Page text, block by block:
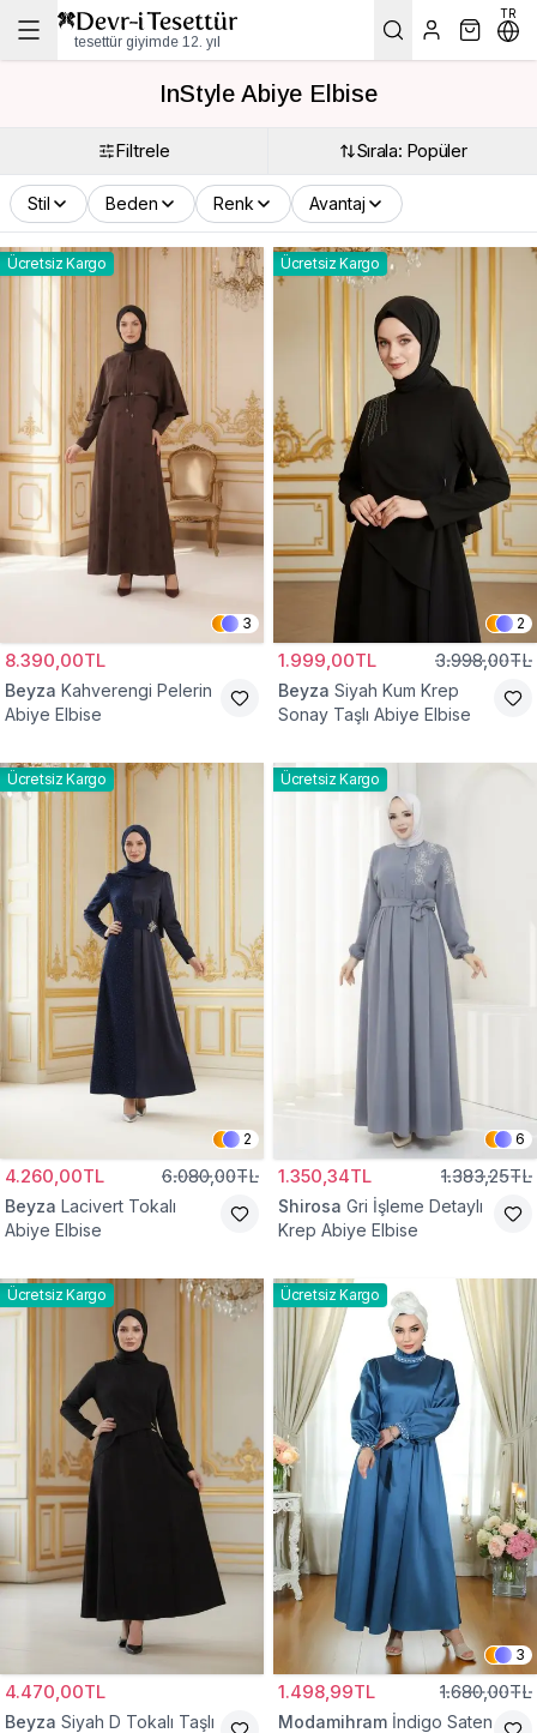
tesettür giyimde 12. yıl
TR
InStyle Abiye Elbise
Filtrele Sırala: Popüler
Stil Beden Renk Avantaj
Ücretsiz Kargo
3
8.390,00TL
Beyza Kahverengi Pelerin
Abiye Elbise
Ücretsiz Kargo
2
1.999,00TL 3.998,00TL
Beyza Siyah Kum Krep
Sonay Taşlı Abiye Elbise
Ücretsiz Kargo
2
4.260,00TL 6.080,00TL
Beyza Lacivert Tokalı
Abiye Elbise
Ücretsiz Kargo
6
1.350,34TL 1.383,25TL
Shirosa Gri İşleme Detaylı
Krep Abiye Elbise
Ücretsiz Kargo
4.470,00TL
Beyza Siyah D Tokalı Taşlı
Ücretsiz Kargo
3
1.498,99TL 1.680,00TL
Modamihram İndigo Saten